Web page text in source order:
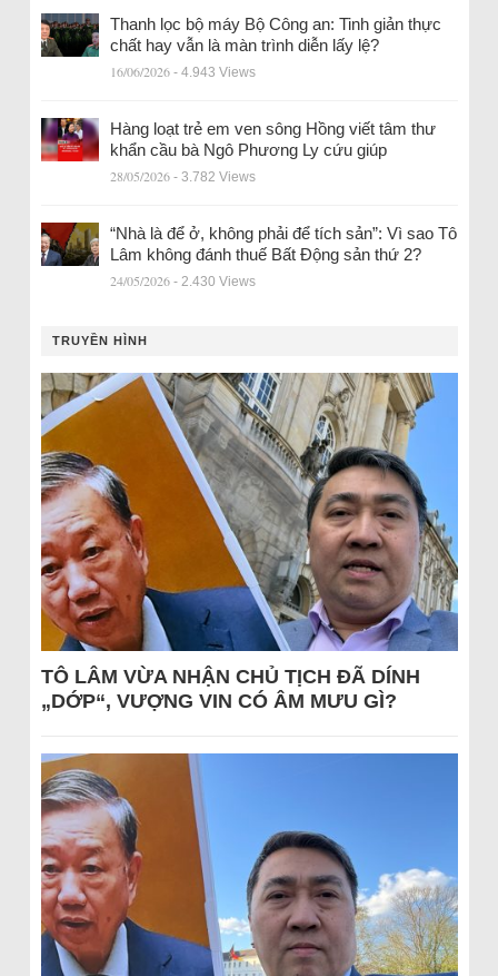
Thanh lọc bộ máy Bộ Công an: Tinh giản thực
chất hay vẫn là màn trình diễn lấy lệ?
16/06/2026 - 4.943 Views
Hàng loạt trẻ em ven sông Hồng viết tâm thư
khẩn cầu bà Ngô Phương Ly cứu giúp
28/05/2026 - 3.782 Views
“Nhà là để ở, không phải để tích sản”: Vì sao Tô
Lâm không đánh thuế Bất Động sản thứ 2?
24/05/2026 - 2.430 Views
TRUYỀN HÌNH
TÔ LÂM VỪA NHẬN CHỦ TỊCH ĐÃ DÍNH
„DỚP“, VƯỢNG VIN CÓ ÂM MƯU GÌ?